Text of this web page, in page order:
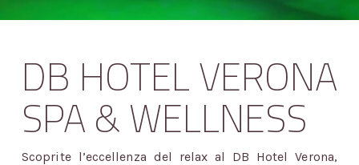
DB HOTEL VERONA
SPA & WELLNESS
Scoprite l’eccellenza del relax al DB Hotel Verona,